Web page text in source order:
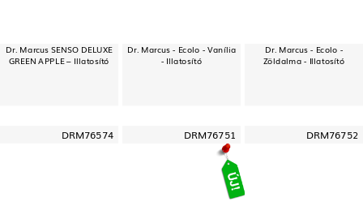
Dr. Marcus SENSO DELUXE
GREEN APPLE – Illatosító
Dr. Marcus - Ecolo - Vanília
- Illatosító
Dr. Marcus - Ecolo -
Zöldalma - Illatosító
DRM76574 DRM76751 DRM76752